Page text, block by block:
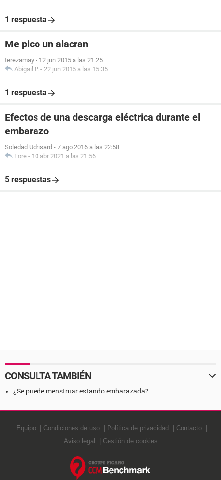
1 respuesta
Me pico un alacran
terezamay - 12 jun 2015 a las 21:25
Abigail P. - 22 jun 2015 a las 15:35
1 respuesta
Efectos de una descarga eléctrica durante el
embarazo
Soledad Udrisard - 7 ago 2016 a las 22:58
Lore - 10 abr 2021 a las 21:56
5 respuestas
CONSULTA TAMBIÉN
¿Se puede menstruar estando embarazada?
Equipo Condiciones de uso Política de privacidad
Contacto
Aviso legal
Gestión de cookies